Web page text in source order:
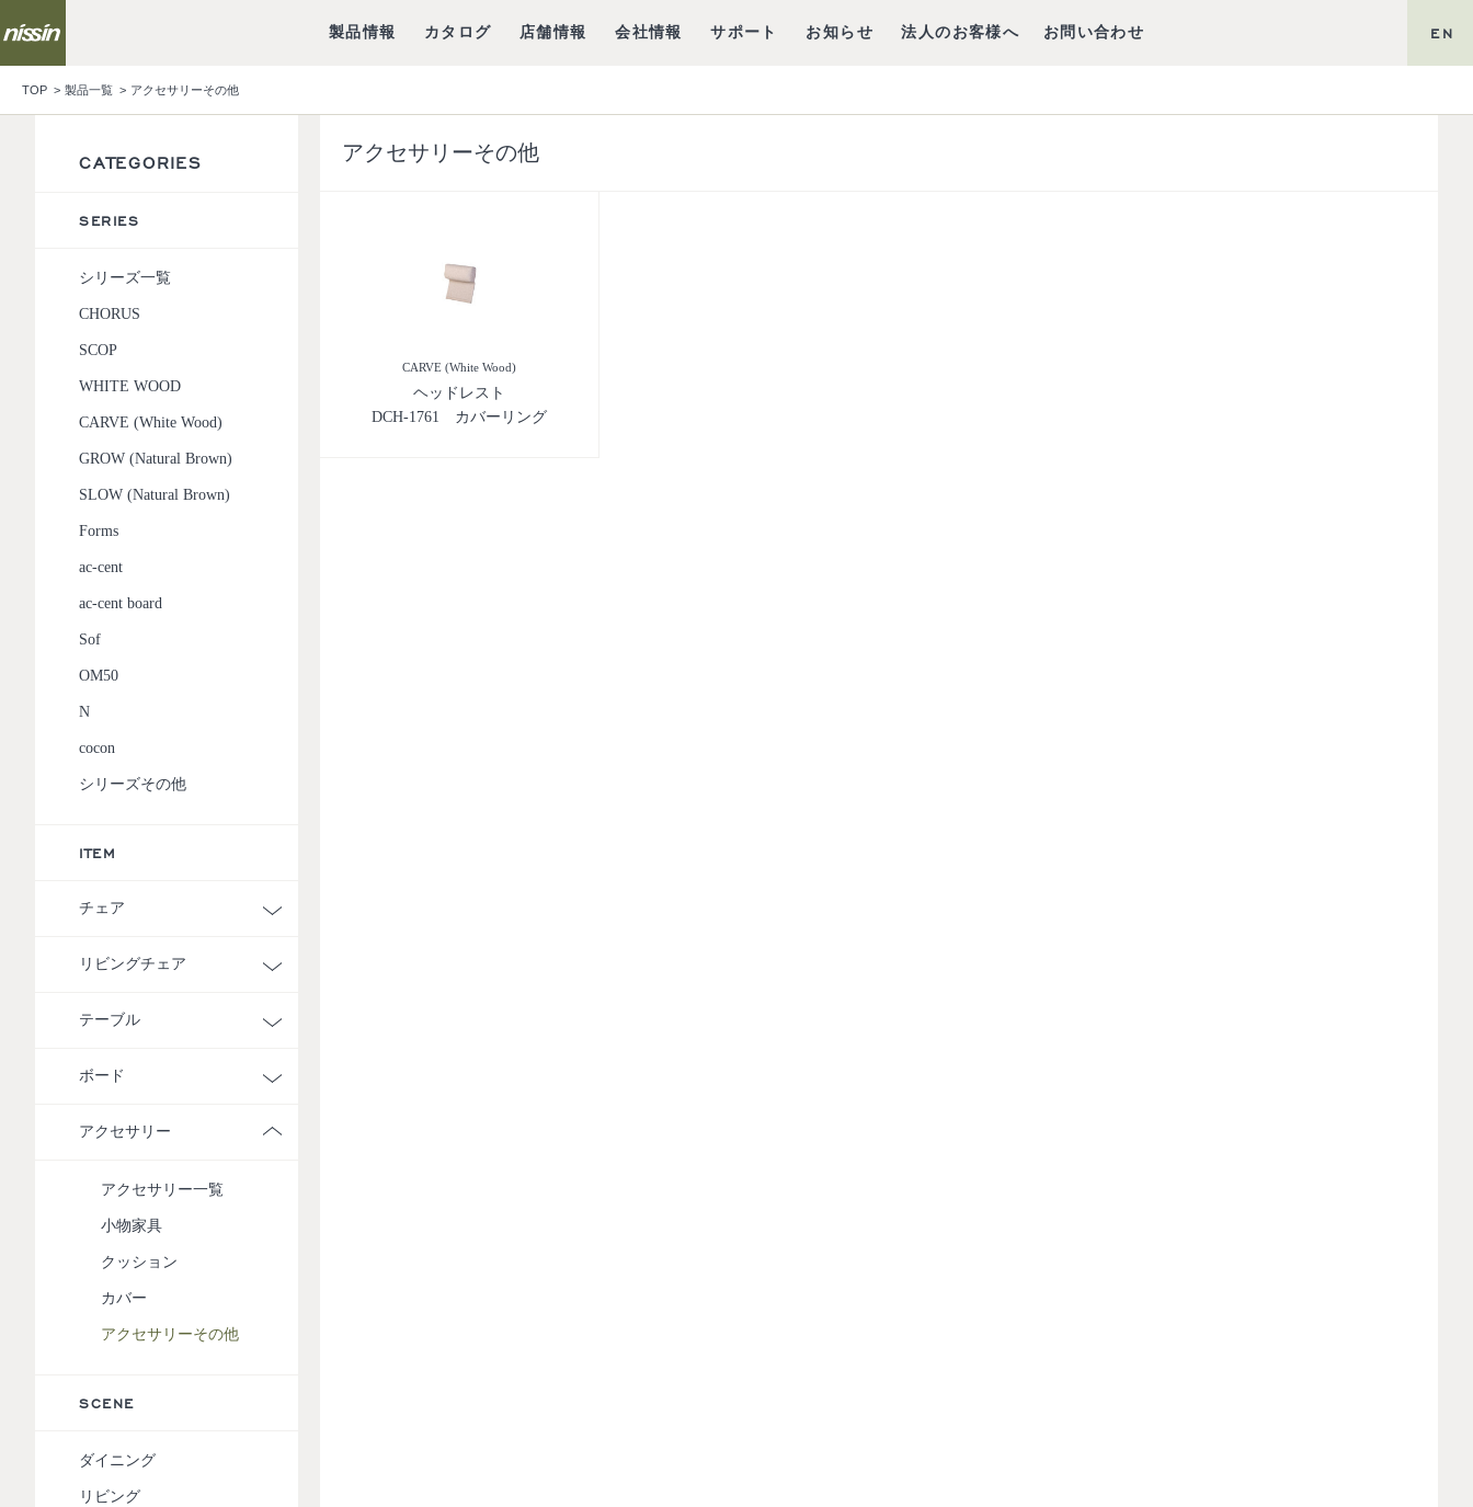
製品情報 カタログ 店舗情報 会社情報 サポート お知らせ 法人のお客様へ お問い合わせ EN
TOP 製品一覧 アクセサリーその他
アクセサリーその他
CARVE (White Wood)
ヘッドレスト
DCH-1761 カバーリング
CATEGORIES
SERIES
シリーズ一覧
CHORUS
SCOP
WHITE WOOD
CARVE (White Wood)
GROW (Natural Brown)
SLOW (Natural Brown)
Forms
ac-cent
ac-cent board
Sof
OM50
N
cocon
シリーズその他
ITEM
チェア
リビングチェア
テーブル
ボード
アクセサリー
アクセサリー一覧
小物家具
クッション
カバー
アクセサリーその他
SCENE
ダイニング
リビング